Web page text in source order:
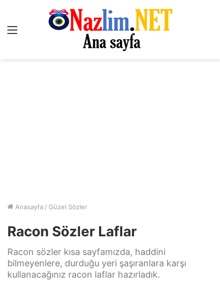
Menü
Anasayfa / Güzel Sözler
Racon Sözler Laflar
Racon sözler kısa sayfamızda, haddini
bilmeyenlere, durduğu yeri şaşıranlara karşı
kullanacağınız racon laflar hazırladık.